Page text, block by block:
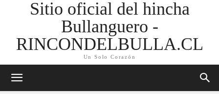
Sitio oficial del hincha
Bullanguero -
RINCONDELBULLA.CL
Un Solo Corazón